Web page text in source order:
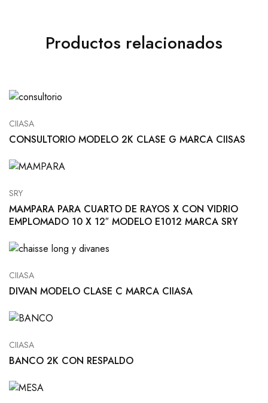
Productos relacionados
CIIASA
CONSULTORIO MODELO 2K CLASE G MARCA CIISAS
SRY
MAMPARA PARA CUARTO DE RAYOS X CON VIDRIO
EMPLOMADO 10 X 12″ MODELO E1012 MARCA SRY
CIIASA
DIVAN MODELO CLASE C MARCA CIIASA
CIIASA
BANCO 2K CON RESPALDO